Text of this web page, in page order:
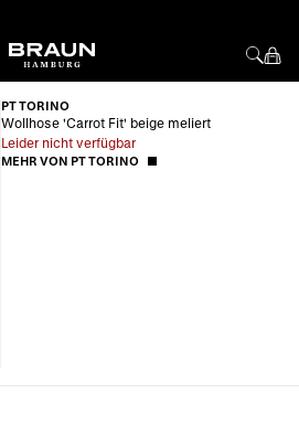
PT TORINO
Wollhose 'Carrot Fit' beige meliert
Leider nicht verfügbar
MEHR VON PT TORINO